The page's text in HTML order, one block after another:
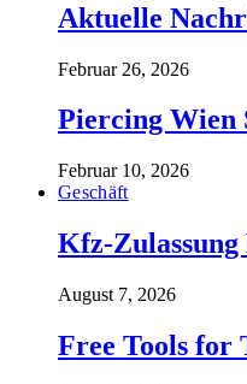
Aktuelle
Februar 26, 2026
Piercing Wien
Februar 10, 2026
Geschäft
Kfz-
August 7, 2026
Free Tools for